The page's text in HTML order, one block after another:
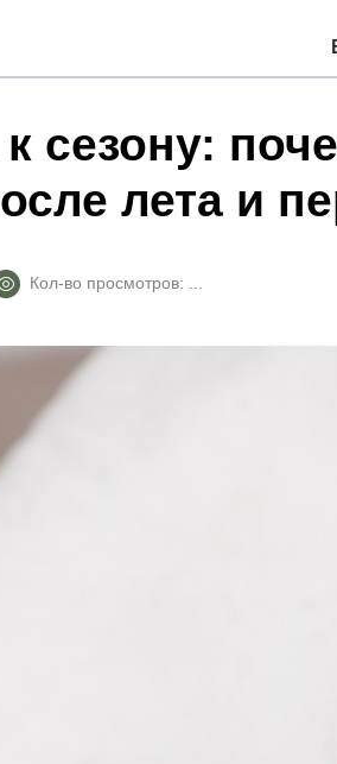
Блог
к сезону:
лета и
Кол-во просмотров: ...